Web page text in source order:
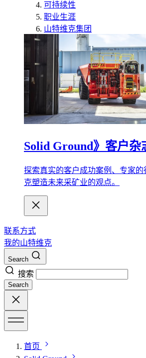
可持续性
职业生涯
山特维克集团
Solid Ground》客户杂
探索真实的客户成功案例、专家
克塑造未来采矿业的观点。
联系方式
我的山特维克
Search
搜索
Search
首页